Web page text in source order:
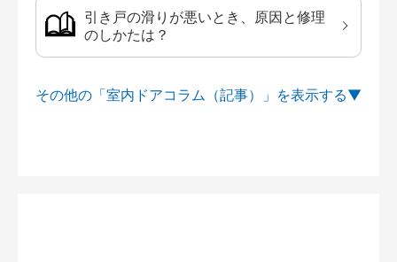
引き戸の滑りが悪いとき、原因と修理
のしかたは？
その他の「室内ドアコラム（記事）」を